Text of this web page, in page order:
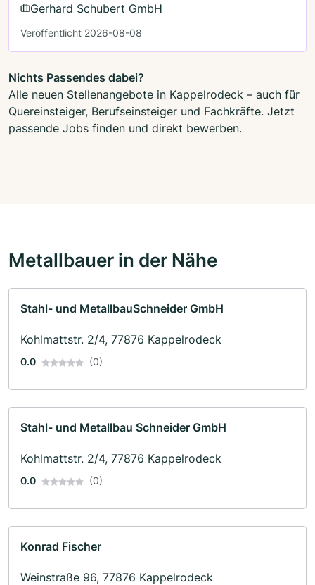
Gerhard Schubert GmbH
Veröffentlicht 2026-08-08
Nichts Passendes dabei?
Alle neuen Stellenangebote in Kappelrodeck – auch für
Quereinsteiger, Berufseinsteiger und Fachkräfte. Jetzt
passende Jobs finden und direkt bewerben.
Metallbauer in der Nähe
Stahl- und MetallbauSchneider GmbH
Kohlmattstr. 2/4, 77876 Kappelrodeck
0.0 (0)
Stahl- und Metallbau Schneider GmbH
Kohlmattstr. 2/4, 77876 Kappelrodeck
0.0 (0)
Konrad Fischer
Weinstraße 96, 77876 Kappelrodeck